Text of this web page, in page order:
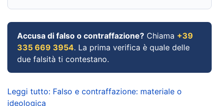
Accusa di falso o contraffazione? Chiama +39
335 669 3954. La prima verifica è quale delle
due falsità ti contestano.
Leggi tutto: Falso e contraffazione: materiale o
ideologica